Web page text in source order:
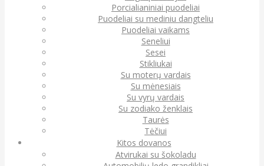
Porcialianiniai puodeliai
Puodeliai su mediniu dangteliu
Puodeliai vaikams
Seneliui
Sesei
Stikliukai
Su moterų vardais
Su mėnesiais
Su vyrų vardais
Su zodiako ženklais
Taurės
Tėčiui
Kitos dovanos
Atvirukai su šokoladu